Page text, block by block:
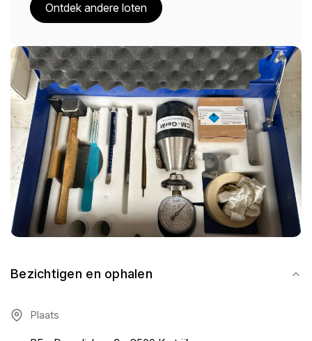
Bezichtigen en ophalen
Plaats
Ontdek andere loten